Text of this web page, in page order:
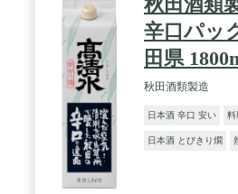
辛口パッ
田県
秋田酒類製造
日本酒 辛口 安い 料
日本酒 とびきり燗